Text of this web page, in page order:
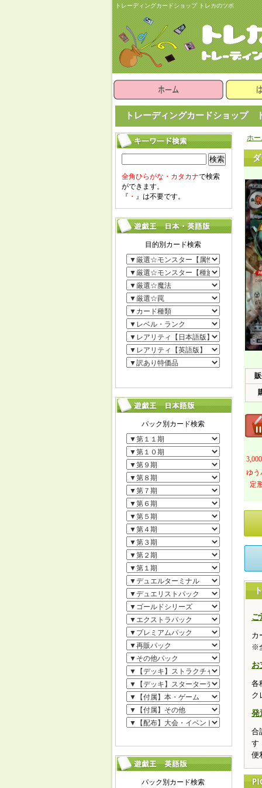
トレーディングカードショップ トレカのツボ
トレーディングカードショップ
検索
全角ひらがな・カタカナで検索
ができます。
『 ・ 』は不要です。
ホ
ゆう
定
ご
カ
※
お
各
ク
発
合
す
便